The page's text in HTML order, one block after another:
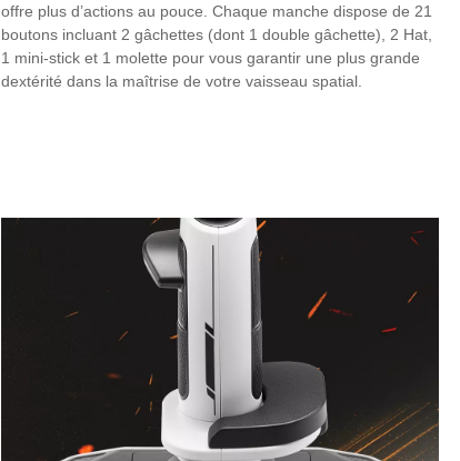
offre plus d’actions au pouce. Chaque manche dispose de 21
boutons incluant 2 gâchettes (dont 1 double gâchette), 2 Hat,
1 mini-stick et 1 molette pour vous garantir une plus grande
dextérité dans la maîtrise de votre vaisseau spatial.